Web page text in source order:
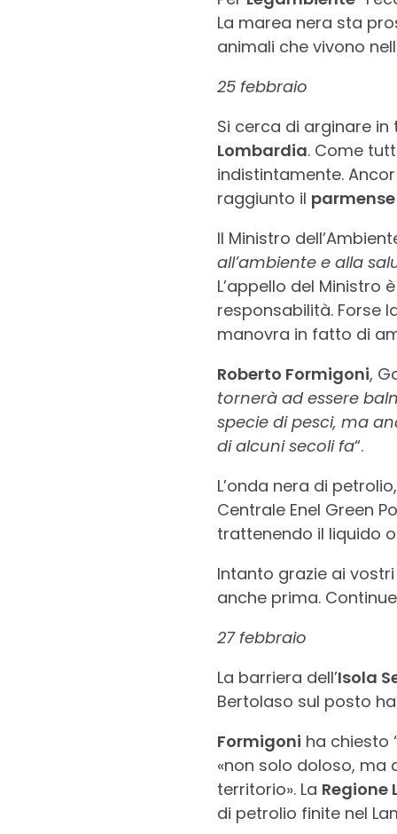
La marea nera sta
animali che vivono
25 febbraio
Si cerca di arginare
Lombardia. Come
indistintamente.
raggiunto il parmense
Il Ministro
all’ambiente e alla
L’appello del
responsabilità. Forse
manovra in fatto di
Roberto Formigoni,
tornerà ad essere
specie di pesci, ma
di alcuni secoli fa“.
L’onda nera di
Centrale Enel Green
trattenendo il liquido
Intanto grazie ai
anche prima.
27 febbraio
La barriera dell’Isola
Bertolaso sul posto
Formigoni ha chiesto
«non solo doloso,
territorio». La Regione
di petrolio finite nel